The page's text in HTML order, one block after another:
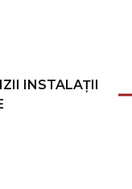
INSTALAȚII